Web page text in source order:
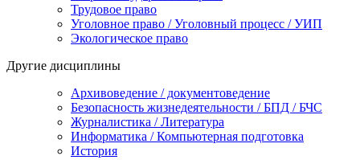
Трудовое право
Уголовное право / Уголовный процесс / УИП
Экологическое право
Другие дисциплины
Архивоведение / документоведение
Безопасность жизнедеятельности / БПД / БЧС
Журналистика / Литература
Информатика / Компьютерная подготовка
История